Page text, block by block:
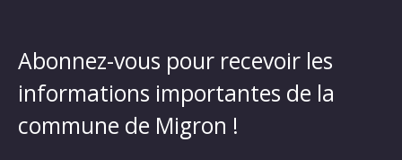
Abonnez-vous pour recevoir les
informations importantes de la
commune de Migron !